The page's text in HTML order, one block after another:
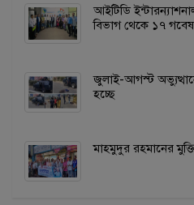
আইটিডি
বিভাগ থেকে ১৭
জুলাই-আগস্ট
হচ্ছে
মাহমুদুর রহমানের